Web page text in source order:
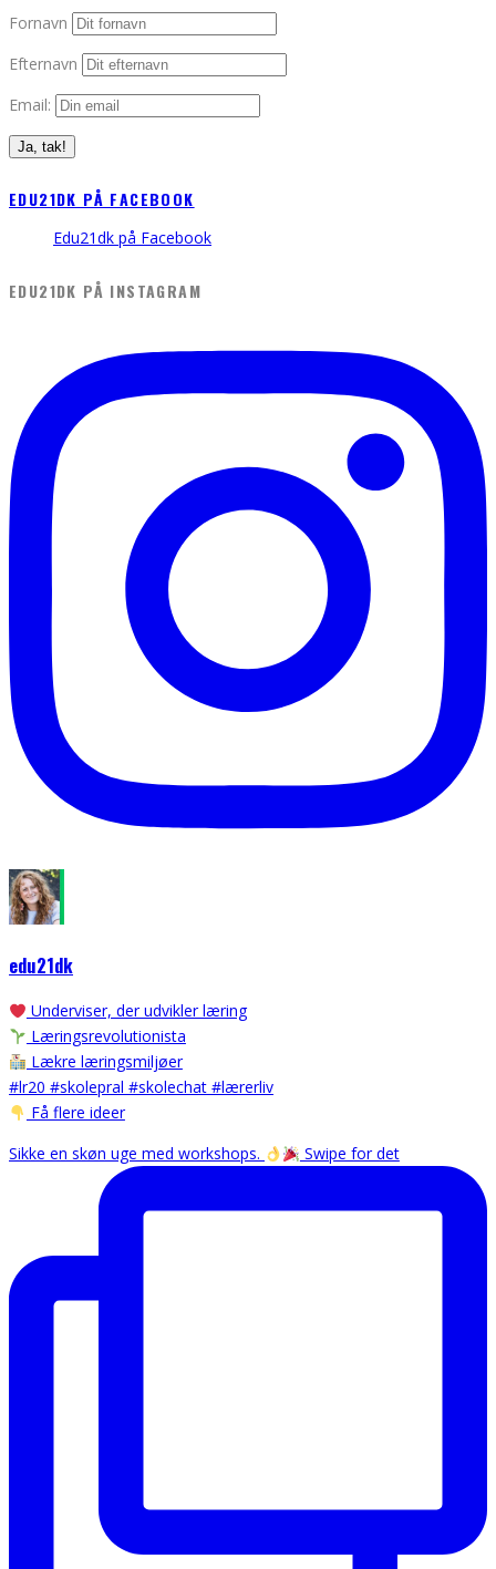
Fornavn
Efternavn
Email:
EDU21DK PÅ FACEBOOK
Edu21dk på Facebook
EDU21DK PÅ INSTAGRAM
edu21dk
Underviser, der udvikler læring
Læringsrevolutionista
Lækre læringsmiljøer
#lr20 #skolepral #skolechat #lærerliv
Få flere ideer
Sikke en skøn uge med workshops.
Swipe for det